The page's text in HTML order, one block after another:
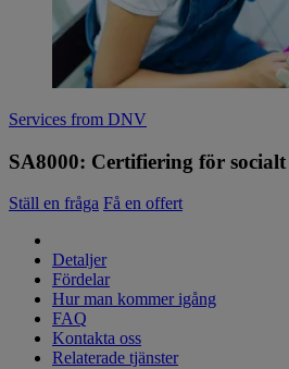
Services from DNV
SA8000: Certifiering för
Ställ en fråga Få en offert
Detaljer
Fördelar
Hur man kommer igång
FAQ
Kontakta oss
Relaterade tjänster